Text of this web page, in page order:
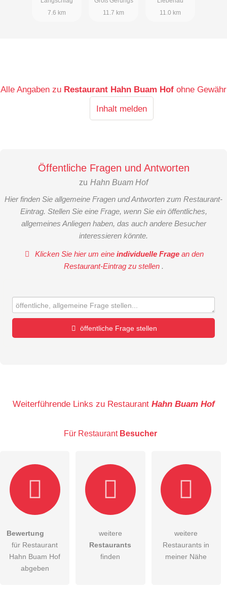
7.6 km
11.7 km
11.0 km
Alle Angaben zu Restaurant Hahn Buam Hof ohne Gewähr
Inhalt melden
Öffentliche Fragen und Antworten
zu Hahn Buam Hof
Hier finden Sie allgemeine Fragen und Antworten zum Restaurant-
Eintrag. Stellen Sie eine Frage, wenn Sie ein öffentliches,
allgemeines Anliegen haben, das auch andere Besucher
interessieren könnte.
Klicken Sie hier um eineindividuelle Frage an den
Restaurant-Eintrag zu stellen .
öffentliche Frage stellen
E-Mail-Adresse (wird nicht veröffentlicht)
Hiermit akzeptiere ich dieAGB
DieDatenschutzerklärung habe ich zur Kenntnis genommen.
Weiterführende Links zu Restaurant Hahn Buam Hof
Für Restaurant Besucher
Bewertung
für Restaurant
Hahn Buam Hof
abgeben
weitere
Restaurants
finden
weitere
Restaurants in
meiner Nähe